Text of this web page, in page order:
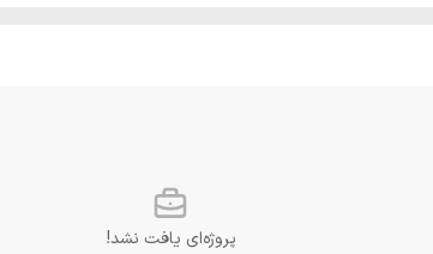
پروژه‌ای یافت نشد!